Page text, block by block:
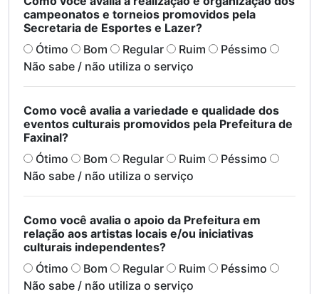
campeonatos e torneios promovidos pela
Secretaria de Esportes e Lazer?
Ótimo
Bom Regular Ruim
Péssimo
Não sabe / não utiliza o serviço
Como você avalia a variedade e qualidade dos
eventos culturais promovidos pela Prefeitura de
Faxinal?
Ótimo
Bom Regular Ruim
Péssimo
Não sabe / não utiliza o serviço
Como você avalia o apoio da Prefeitura em
relação aos artistas locais e/ou iniciativas
culturais independentes?
Ótimo
Bom Regular Ruim
Péssimo
Não sabe / não utiliza o serviço